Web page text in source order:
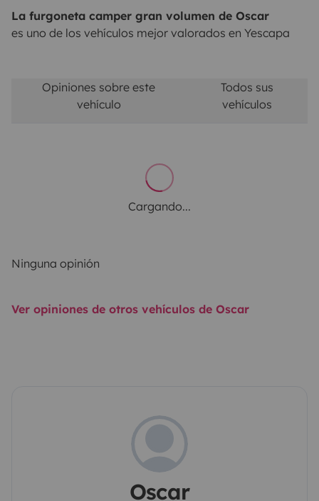
La furgoneta camper gran volumen de Oscar
es uno de los vehículos mejor valorados en Yescapa
Opiniones sobre este
vehículo
Todos sus
vehículos
Cargando...
Ninguna opinión
Ver opiniones de otros vehículos de Oscar
Oscar